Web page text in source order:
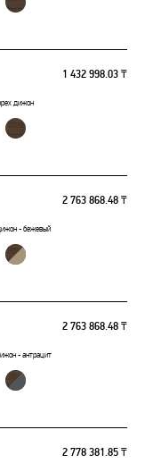
1 432 998.03 ₸
дижон
2 763 868.48 ₸
- бежевый
2 763 868.48 ₸
- антрацит
2 778 381.85 ₸